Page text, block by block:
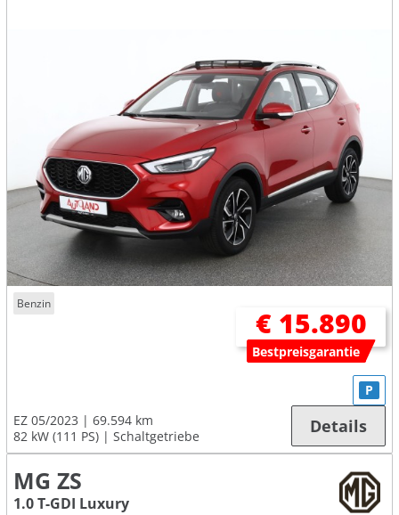
Benzin
€ 15.890
Bestpreisgarantie
EZ 05/2023
69.594 km
82 kW (111 PS)
Schaltgetriebe
P
Details
MG ZS
1.0 T-GDI Luxury